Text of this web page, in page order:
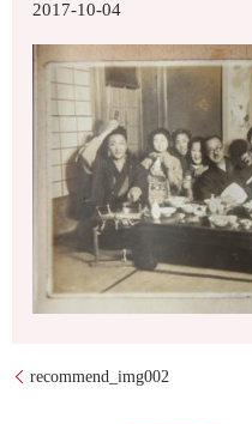
2017-10-04
recommend_img002